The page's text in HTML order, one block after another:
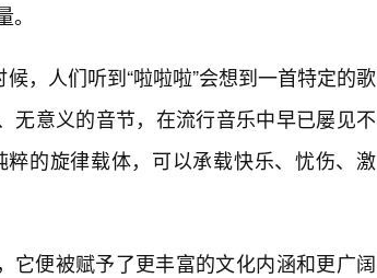
，人们听到“啦啦啦”会想到一首特定的歌
无意义的音节，在流行音乐中早已屡见不
的旋律载体，可以承载快乐、忧伤、激
它便被赋予了更丰富的文化内涵和更广阔